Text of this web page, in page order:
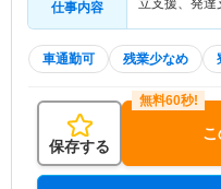
仕事内容
立支援、発
車通勤可 残業少なめ
保存する